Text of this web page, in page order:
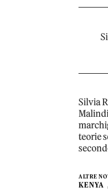
Silvia
teorie
ALTRE
KENYA